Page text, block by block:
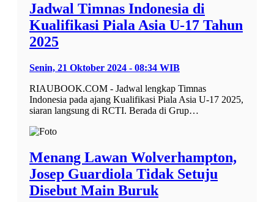
Jadwal Timnas Indonesia di
Kualifikasi Piala Asia U-17 Tahun
2025
Senin, 21 Oktober 2024 - 08:34 WIB
RIAUBOOK.COM - Jadwal lengkap Timnas
Indonesia pada ajang Kualifikasi Piala Asia U-17 2025,
siaran langsung di RCTI. Berada di Grup…
Menang Lawan Wolverhampton,
Josep Guardiola Tidak Setuju
Disebut Main Buruk